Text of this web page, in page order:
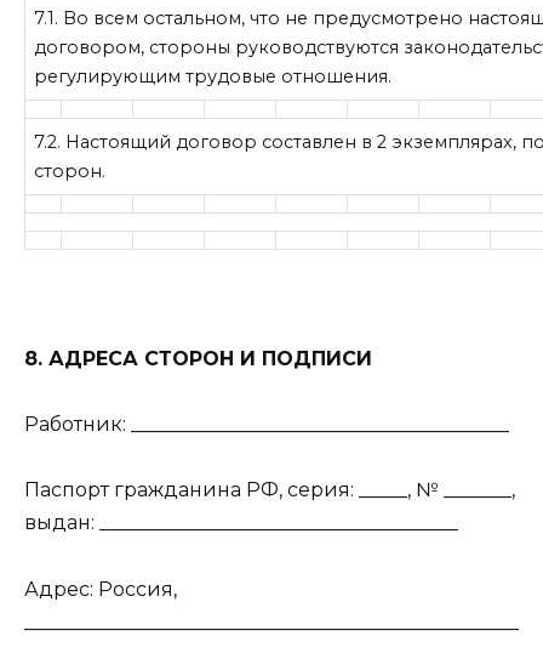
7.1. Во всем остальном, что не предусмотрено
договором, стороны руководствуются
регулирующим трудовые отношения.
7.2. Настоящий договор составлен в 2 экземплярах,
сторон.
8. АДРЕСА СТОРОН И ПОДПИСИ
Работник: _______________________________________
Паспорт гражданина РФ, серия: _____, № _______,
выдан: _____________________________________
Адрес: Россия,